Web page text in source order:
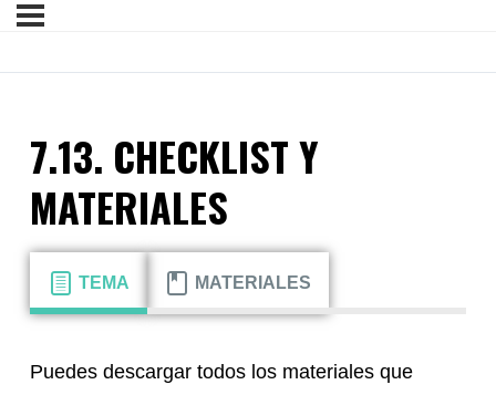
7.13. CHECKLIST Y
MATERIALES
TEMA MATERIALES
Puedes descargar todos los materiales que